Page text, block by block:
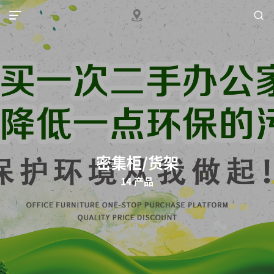
MENU
密集柜/货架
14 产品